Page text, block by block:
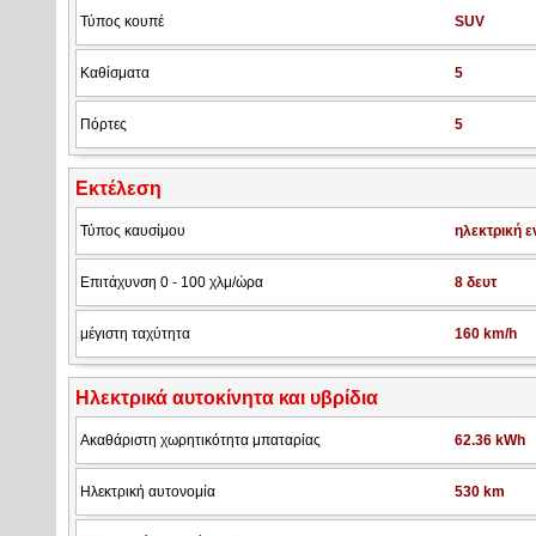
Τύπος κουπέ SUV
Καθίσματα 5
Πόρτες 5
Εκτέλεση
Τύπος καυσίμου ηλεκτρική
Επιτάχυνση 0 - 100 χλμ/ώρα 8 δευτ
μέγιστη ταχύτητα 160 km/h
Ηλεκτρικά αυτοκίνητα και υβρίδια
Ακαθάριστη χωρητικότητα μπαταρίας 62.36 kWh
Ηλεκτρική αυτονομία 530 km